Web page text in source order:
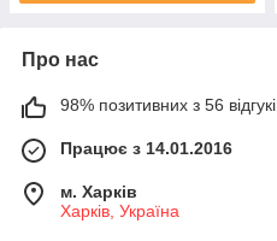
Про нас
98% позитивних з 56
Працює з 14.01.2016
м. Харків
Харків, Україна